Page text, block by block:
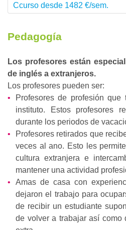
Ccurso desde 1482 €/sem.
Pedagogía
Los profesores están
de inglés a extranjeros.
Los profesores pueden ser:
Profesores de profesión
instituto. Estos profesores
durante los periodos de
Profesores retirados que
veces al ano. Esto les
cultura extranjera e
mantener una actividad
Amas de casa con
dejaron el trabajo para
de recibir un estudiante
de volver a trabajar así como